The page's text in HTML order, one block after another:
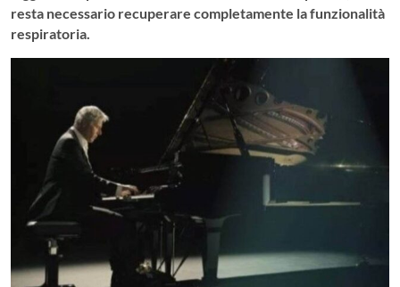
resta necessario recuperare completamente la funzionalità
respiratoria.